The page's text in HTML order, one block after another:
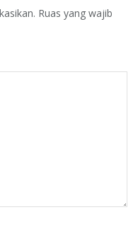
Ruas yang wajib